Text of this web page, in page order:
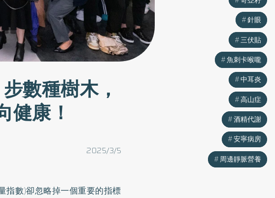
數種樹木，
健康！
2025/3/5
指數)卻忽略掉一個重要的指標
針眼
三伏貼
魚刺卡喉嚨
中耳炎
高山症
酒精代謝
安寧病房
周邊靜脈營養
針眼
三伏貼
魚刺卡喉嚨
中耳炎
高山症
酒精代謝
安寧病房
周邊靜脈營養